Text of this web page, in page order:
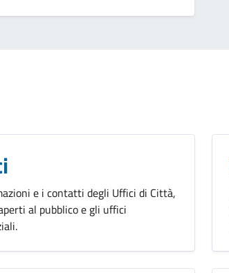
e i contatti degli Uffici di Città,
al pubblico e gli uffici